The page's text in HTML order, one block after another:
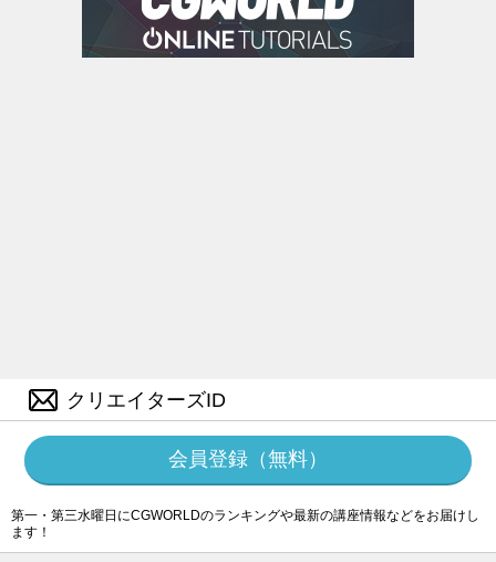
クリエイターズID
会員登録（無料）
第一・第三水曜日にCGWORLDのランキングや最新の講座情報などをお届けし
ます！